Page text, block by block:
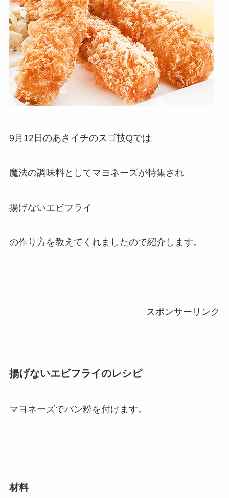
9月12日のあさイチのスゴ技Qでは
魔法の調味料としてマヨネーズが特集され
揚げないエビフライ
の作り方を教えてくれましたので紹介します。
スポンサーリンク
揚げないエビフライのレシピ
マヨネーズでパン粉を付けます。
材料